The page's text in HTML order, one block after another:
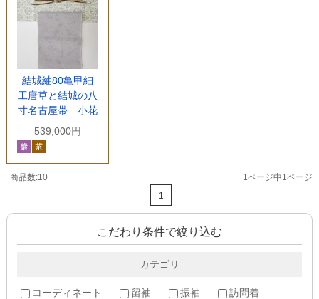
結城紬80亀甲細
工唐草と結城の八
寸名古屋帯 小花
539,000円
商品数:10
1ページ中1ページ
1
こだわり条件で絞り込む
カテゴリ
コーディネート 留袖 振袖
訪問着